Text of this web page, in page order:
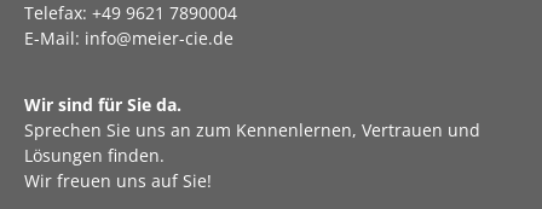
Telefax: +49 9621 7890004
E-Mail: info@meier-cie.de
Wir sind für Sie da.
Sprechen Sie uns an zum Kennenlernen, Vertrauen und
Lösungen finden.
Wir freuen uns auf Sie!